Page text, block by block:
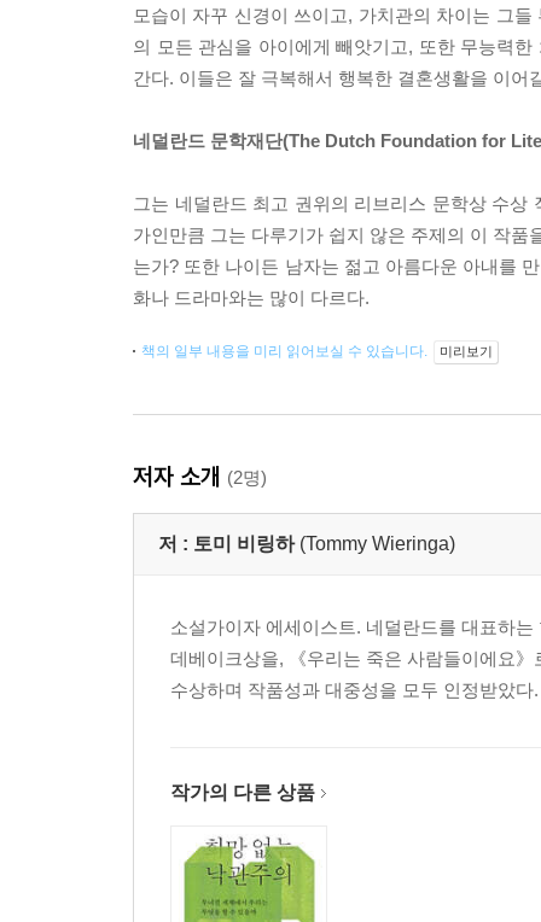
모습이 자꾸 신경이 쓰이고, 가치관의 차이는 그
의 모든 관심을 아이에게 빼앗기고, 또한 무능력
간다. 이들은 잘 극복해서 행복한 결혼생활을 이어
네덜란드 문학재단(The Dutch Foundation for
그는 네덜란드 최고 권위의 리브리스 문학상 수
가인만큼 그는 다루기가 쉽지 않은 주제의 이 작
는가? 또한 나이든 남자는 젊고 아름다운 아내를
화나 드라마와는 많이 다르다.
책의 일부 내용을 미리 읽어보실 수 있습니다. 미리보기
저자 소개 (2명)
저 : 토미 비링하 (Tommy Wieringa)
소설가이자 에세이스트. 네덜란드를 대표하
데베이크상을, 《우리는 죽은 사람들이에요
수상하며 작품성과 대중성을 모두 인정받았
작가의 다른 상품